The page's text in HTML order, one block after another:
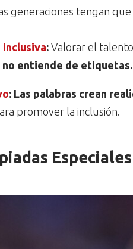
generaciones tengan
: Valorar el
no entiende de etiquetas.
: Las palabras crean
promover la inclusión.